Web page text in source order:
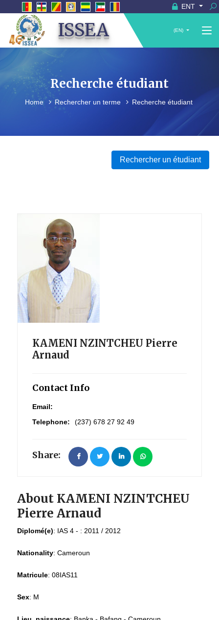
ENT
ISSEA (EN)
Recherche étudiant
Home Rechercher un terme Recherche étudiant
Rechercher un étudiant
KAMENI NZINTCHEU Pierre
Arnaud
Contact Info
Email:
Telephone:
(237) 678 27 92 49
Share:
About KAMENI NZINTCHEU
Pierre Arnaud
Diplomé(e): IAS 4 - : 2011 / 2012
Nationality: Cameroun
Matricule: 08IAS11
Sex: M